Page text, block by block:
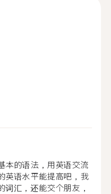
本的语法，用英语交流
英语水平能提高吧，我
汇，还能交个朋友，